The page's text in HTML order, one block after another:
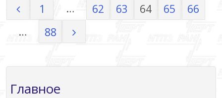
Пагинация
записей
1 … 62 63 64 65
66
…
88
Главное